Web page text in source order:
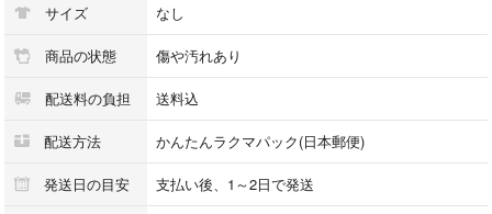
かなり昔のお品で、今では販売されていない非常にレアなお品です。
とても昔のお品ですので
経年劣化による変色やシミ等汚れなどがみられます。写真を参照して下さ
十分ご承知の上ご検討お願いいたします。
サイズ なし
商品の状態 傷や汚れあり
配送料の負担 送料込
配送方法 かんたんラクマパック(日本郵便)
発送日の目安 支払い後、1～2日で発送